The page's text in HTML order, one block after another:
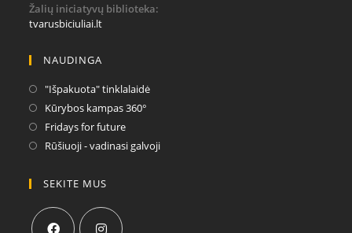
Žalių iniciatyvų biblioteka:
tvarusbiciuliai.lt
NAUDINGA
"Išpakuota" tinklalaidė
Kūrybos kampas 360°
Fridays for future
Rūšiuoji - vadinasi galvoji
SEKITE MUS